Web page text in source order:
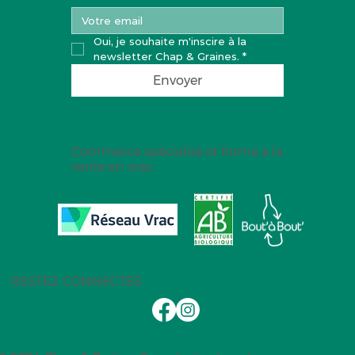
Oui, je souhaite m'inscire à la
newsletter Chap & Graines. *
Envoyer
RESTEZ CONNECTÉS
Commerce spécialisé et formé à la
vente en vrac.